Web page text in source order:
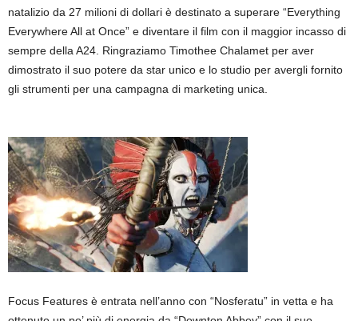
natalizio da 27 milioni di dollari è destinato a superare “Everything
Everywhere All at Once” e diventare il film con il maggior incasso di
sempre della A24. Ringraziamo Timothee Chalamet per aver
dimostrato il suo potere da star unico e lo studio per avergli fornito
gli strumenti per una campagna di marketing unica.
Focus Features è entrata nell’anno con “Nosferatu” in vetta e ha